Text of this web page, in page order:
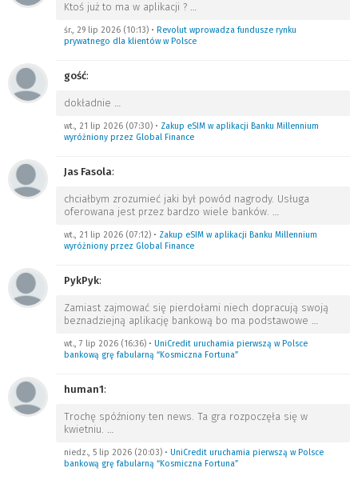
Ktoś już to ma w aplikacji ? …
śr., 29 lip 2026 (10:13) • Revolut wprowadza fundusze rynku
prywatnego dla klientów w Polsce
gość:
dokładnie …
wt., 21 lip 2026 (07:30) • Zakup eSIM w aplikacji Banku Millennium
wyróżniony przez Global Finance
Jas Fasola:
chciałbym zrozumieć jaki był powód nagrody. Usługa
oferowana jest przez bardzo wiele banków. …
wt., 21 lip 2026 (07:12) • Zakup eSIM w aplikacji Banku Millennium
wyróżniony przez Global Finance
PykPyk:
Zamiast zajmować się pierdołami niech dopracują swoją
beznadziejną aplikację bankową bo ma podstawowe …
wt., 7 lip 2026 (16:36) • UniCredit uruchamia pierwszą w Polsce
bankową grę fabularną “Kosmiczna Fortuna”
human1:
Trochę spóźniony ten news. Ta gra rozpoczęła się w
kwietniu. …
niedz., 5 lip 2026 (20:03) • UniCredit uruchamia pierwszą w Polsce
bankową grę fabularną “Kosmiczna Fortuna”